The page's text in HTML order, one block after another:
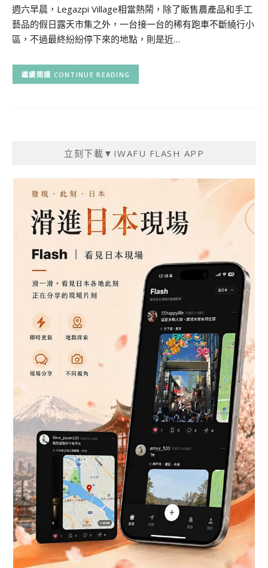
週六早晨，Legazpi Village相當熱鬧，除了販售農產品和手工
藝品的假日露天市集之外，一台接一台的稀有跑車不斷繞行小
區，不過最終紛紛停下來的地點，則是近…
CONTINUE READING
立刻下載▼IWAFU FLASH APP